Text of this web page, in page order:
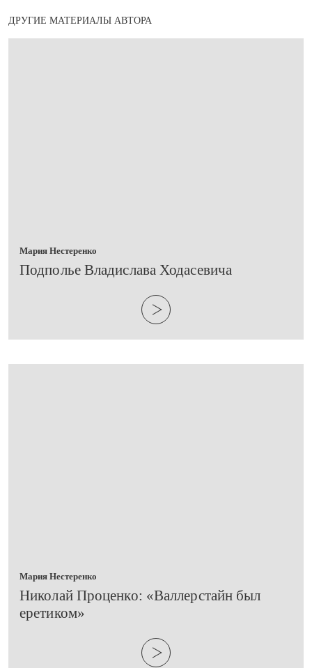
ДРУГИЕ МАТЕРИАЛЫ АВТОРА
Мария Нестеренко
​Подполье Владислава Ходасевича
Мария Нестеренко
​Николай Проценко: «Валлерстайн был
еретиком»